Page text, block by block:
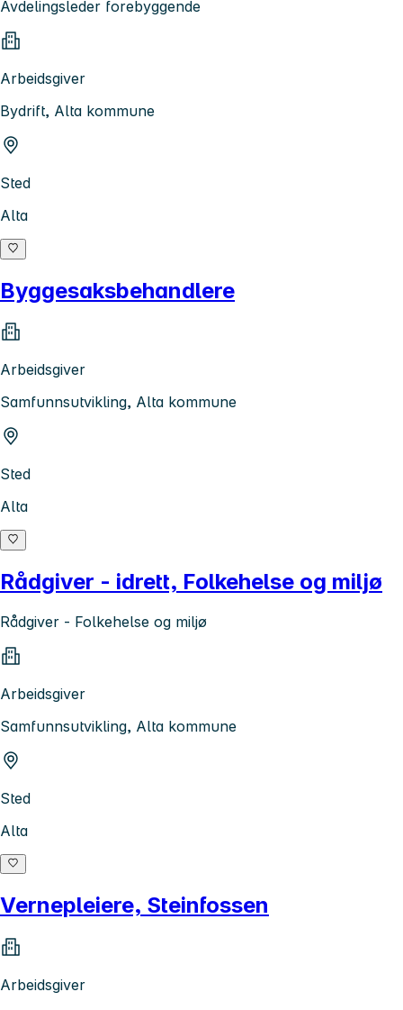
Avdelingsleder forebyggende
Arbeidsgiver
Bydrift, Alta kommune
Sted
Alta
Byggesaksbehandlere
Arbeidsgiver
Samfunnsutvikling, Alta kommune
Sted
Alta
Rådgiver - idrett, Folkehelse og miljø
Rådgiver - Folkehelse og miljø
Arbeidsgiver
Samfunnsutvikling, Alta kommune
Sted
Alta
Vernepleiere, Steinfossen
Arbeidsgiver